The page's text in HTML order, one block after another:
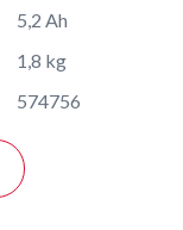
5,2 Ah
1,8 kg
574756